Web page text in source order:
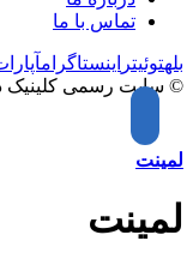
تماس با ما
بلهتوئیتر اینستاگرام
© سایت رسمی کلینیک
لمینت
لمینت